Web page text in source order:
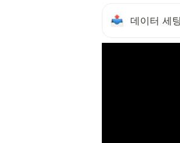
데이터 세